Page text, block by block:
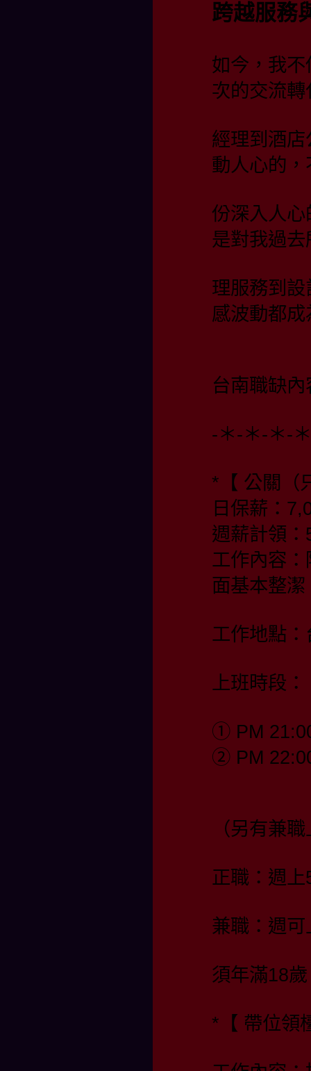
跨越服務
如今，我
次的交流
經理到酒
動人心的
份深入人
是對我過
理服務到
感波動都
台南職缺內
-＊-＊-＊-
*【 公關（
日保薪：
週薪計領
工作內容
面基本整潔
工作地點
上班時段：
① PM
② PM
（另有兼
正職：週
兼職：週
須年滿18歲
*【 帶位領